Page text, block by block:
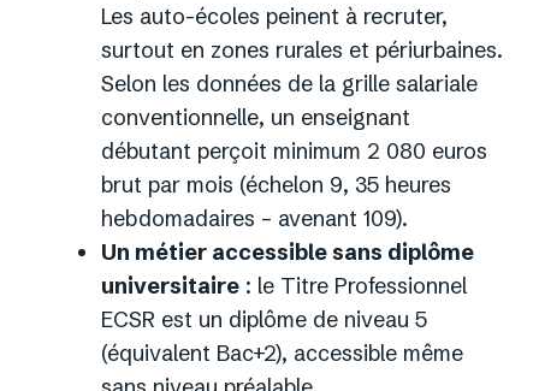
Les auto-écoles peinent à recruter,
surtout en zones rurales et périurbaines.
Selon les données de la grille salariale
conventionnelle, un enseignant
débutant perçoit minimum 2 080 euros
brut par mois (échelon 9, 35 heures
hebdomadaires – avenant 109).
Un métier accessible sans diplôme
universitaire : le Titre Professionnel
ECSR est un diplôme de niveau 5
(équivalent Bac+2), accessible même